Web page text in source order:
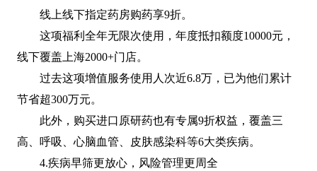
线上线下指定药房购药享9折。
这项福利全年无限次使用，年度抵扣额度10000元，
线下覆盖上海2000+门店。
过去这项增值服务使用人次近6.8万，已为他们累计
节省超300万元。
此外，购买进口原研药也有专属9折权益，覆盖三
高、呼吸、心脑血管、皮肤感染科等6大类疾病。
4.疾病早筛更放心，风险管理更周全